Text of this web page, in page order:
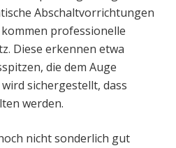
Abschaltvorrichtungen
professionelle
Diese erkennen etwa
die dem Auge
sichergestellt, dass
werden.
nicht sonderlich gut